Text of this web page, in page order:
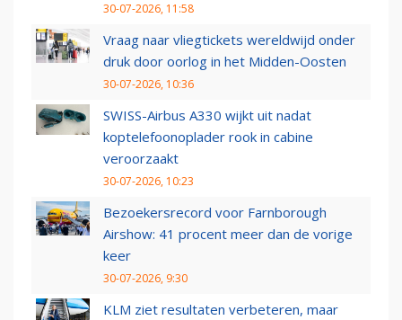
30-07-2026, 11:58
Vraag naar vliegtickets wereldwijd onder
druk door oorlog in het Midden-Oosten
30-07-2026, 10:36
SWISS-Airbus A330 wijkt uit nadat
koptelefoonoplader rook in cabine
veroorzaakt
30-07-2026, 10:23
Bezoekersrecord voor Farnborough
Airshow: 41 procent meer dan de vorige
keer
30-07-2026, 9:30
KLM ziet resultaten verbeteren, maar